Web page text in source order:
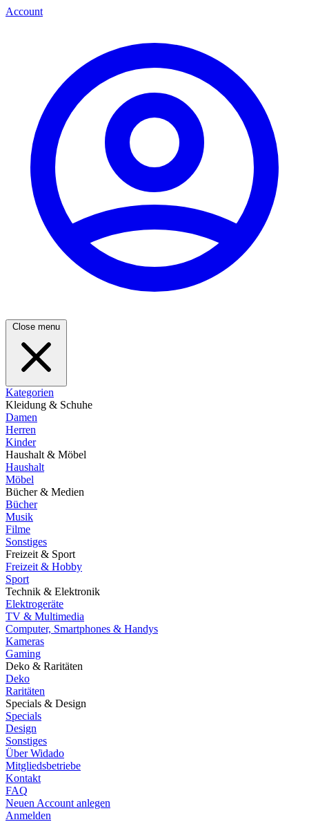
Account
Close menu
Kategorien
Kleidung & Schuhe
Damen
Herren
Kinder
Haushalt & Möbel
Haushalt
Möbel
Bücher & Medien
Bücher
Musik
Filme
Sonstiges
Freizeit & Sport
Freizeit & Hobby
Sport
Technik & Elektronik
Elektrogeräte
TV & Multimedia
Computer, Smartphones & Handys
Kameras
Gaming
Deko & Raritäten
Deko
Raritäten
Specials & Design
Specials
Design
Sonstiges
Über Widado
Mitgliedsbetriebe
Kontakt
FAQ
Neuen Account anlegen
Anmelden